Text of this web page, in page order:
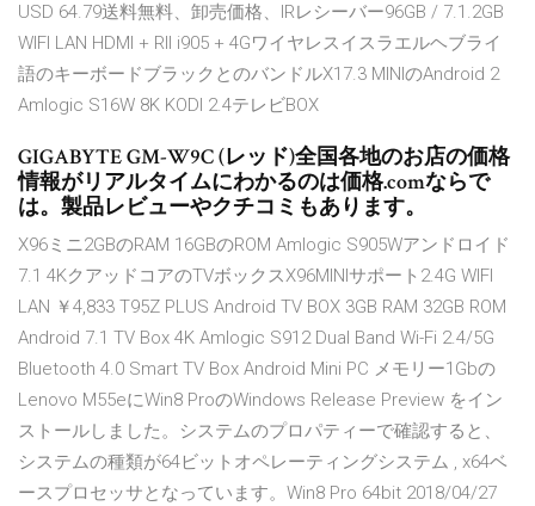
USD 64.79送料無料、卸売価格、IRレシーバー96GB / 7.1.2GB
WIFI LAN HDMI + RII i905 + 4Gワイヤレスイスラエルヘブライ
語のキーボードブラックとのバンドルX17.3 MINIのAndroid 2
Amlogic S16W 8K KODI 2.4テレビBOX
GIGABYTE GM-W9C (レッド)全国各地のお店の価格
情報がリアルタイムにわかるのは価格.comならで
は。製品レビューやクチコミもあります。
X96ミニ2GBのRAM 16GBのROM Amlogic S905Wアンドロイド
7.1 4KクアッドコアのTVボックスX96MINIサポート2.4G WIFI
LAN ￥4,833 T95Z PLUS Android TV BOX 3GB RAM 32GB ROM
Android 7.1 TV Box 4K Amlogic S912 Dual Band Wi-Fi 2.4/5G
Bluetooth 4.0 Smart TV Box Android Mini PC メモリー1Gbの
Lenovo M55eにWin8 ProのWindows Release Preview をイン
ストールしました。システムのプロパティーで確認すると、
システムの種類が64ビットオペレーティングシステム , x64ベ
ースプロセッサとなっています。Win8 Pro 64bit 2018/04/27